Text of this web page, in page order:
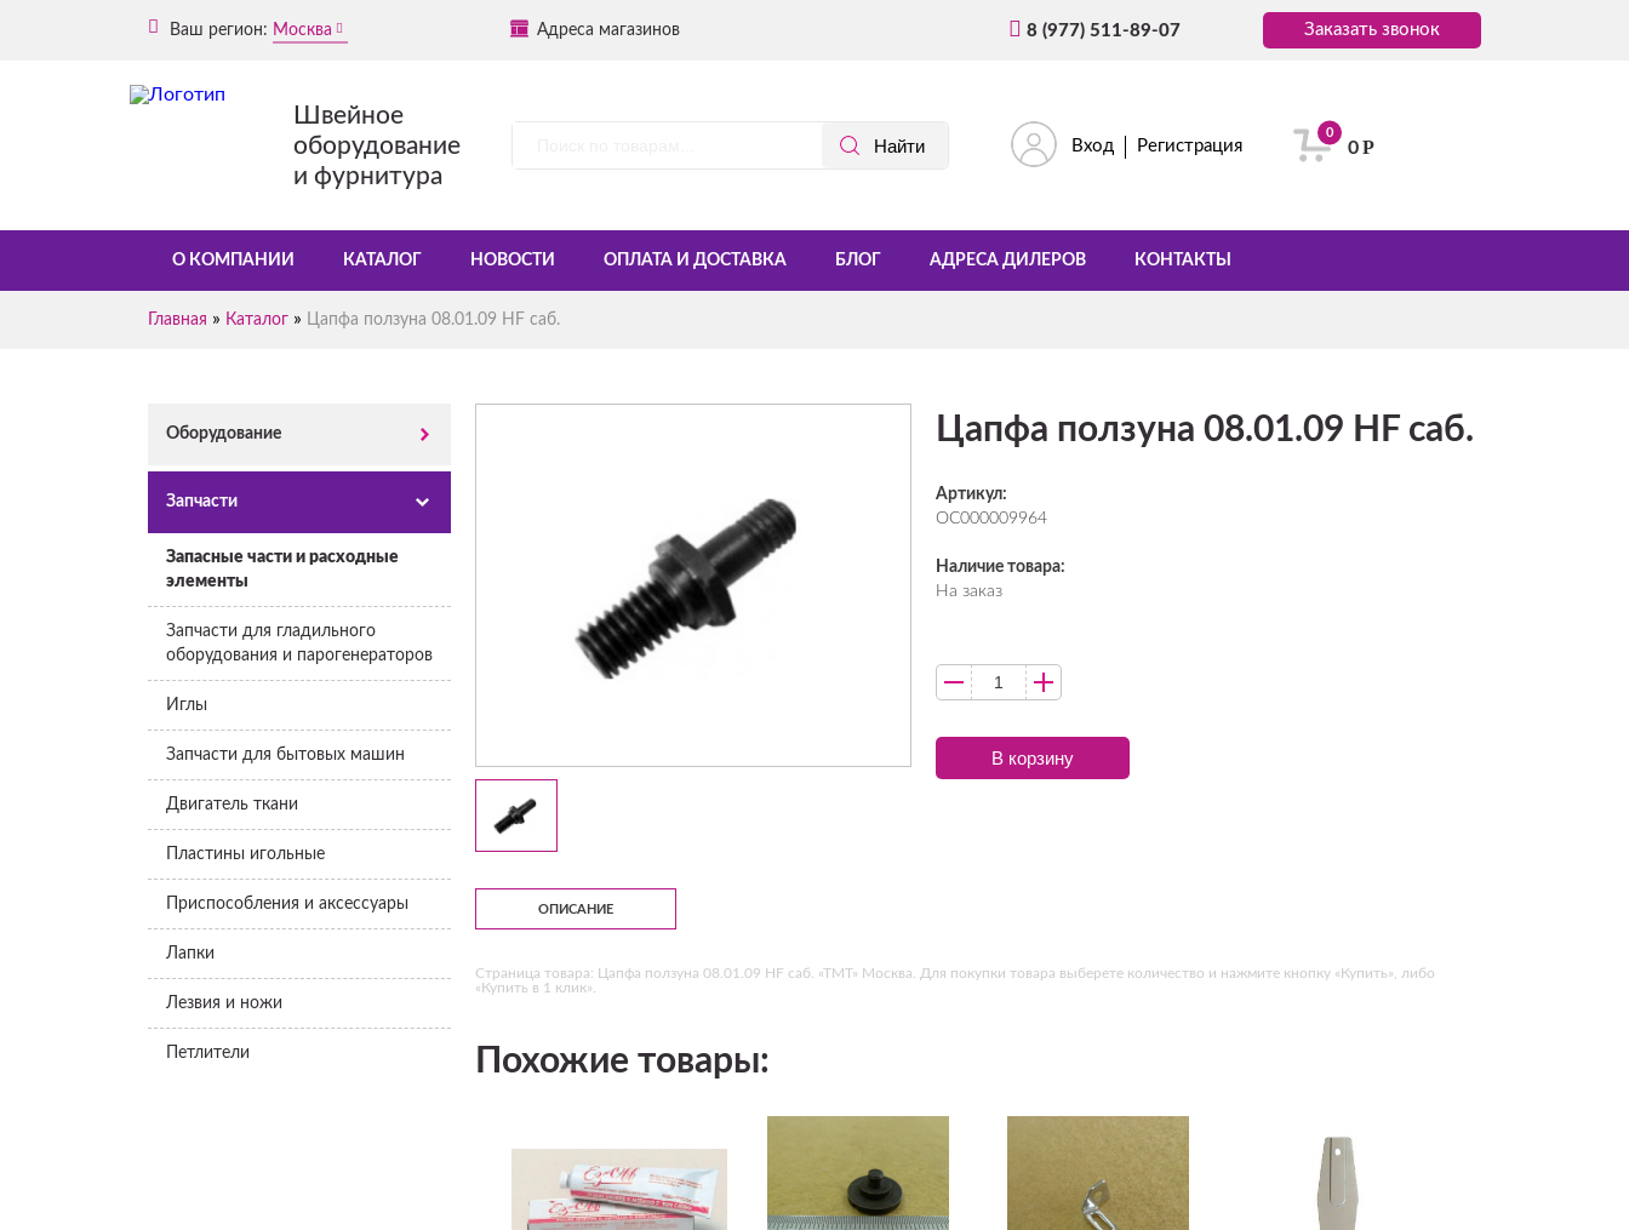
Ваш регион: Москва Адреса магазинов 8 (977) 511-89-07 Заказать звонок
Швейное
оборудование
и фурнитура
Вход Регистрация
0
0Р
О КОМПАНИИ КАТАЛОГ НОВОСТИ ОПЛАТА И ДОСТАВКА БЛОГ АДРЕСА ДИЛЕРОВ КОНТАКТЫ
Главная » Каталог » Цапфа ползуна 08.01.09 HF саб.
Оборудование
Запчасти
Запасные части и расходные
элементы
Запчасти для гладильного
оборудования и парогенераторов
Иглы
Запчасти для бытовых машин
Двигатель ткани
Пластины игольные
Приспособления и аксессуары
Лапки
Лезвия и ножи
Петлители
Цапфа ползуна 08.01.09 HF саб.
Артикул:
ОС000009964
Наличие товара:
На заказ
В корзину
ОПИСАНИЕ
Страница товара: Цапфа ползуна 08.01.09 HF саб. «ТМТ» Москва. Для покупки товара выберете количество и нажмите кнопку «Купить», либо
«Купить в 1 клик».
Похожие товары: